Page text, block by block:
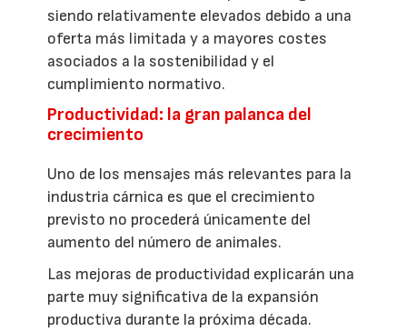
siendo relativamente elevados debido a una
oferta más limitada y a mayores costes
asociados a la sostenibilidad y el
cumplimiento normativo.
Productividad: la gran palanca del
crecimiento
Uno de los mensajes más relevantes para la
industria cárnica es que el crecimiento
previsto no procederá únicamente del
aumento del número de animales.
Las mejoras de productividad explicarán una
parte muy significativa de la expansión
productiva durante la próxima década.